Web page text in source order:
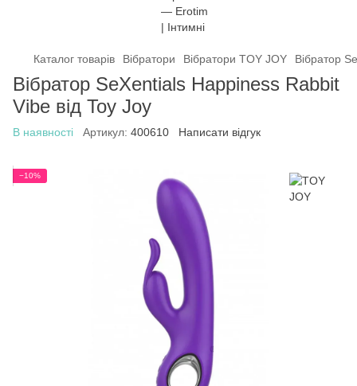
Каталог товарів Вібратори Вібратори TOY JOY Вібратор
Вібратор SeXentials Happiness Rabbit
Vibe від Toy Joy
В наявності Артикул: 400610 Написати відгук
−10%